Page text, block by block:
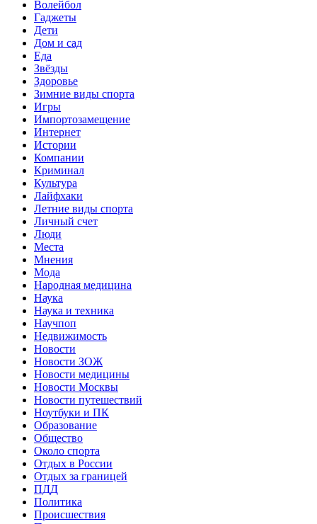
Волейбол
Гаджеты
Дети
Дом и сад
Еда
Звёзды
Здоровье
Зимние виды спорта
Игры
Импортозамещение
Интернет
Истории
Компании
Криминал
Культура
Лайфхаки
Летние виды спорта
Личный счет
Люди
Места
Мнения
Мода
Народная медицина
Наука
Наука и техника
Научпоп
Недвижимость
Новости
Новости ЗОЖ
Новости медицины
Новости Москвы
Новости путешествий
Ноутбуки и ПК
Образование
Общество
Около спорта
Отдых в России
Отдых за границей
ПДД
Политика
Происшествия